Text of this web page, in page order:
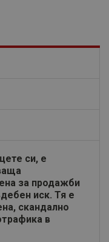
си, е
за продажби
иск. Тя е
скандално
в